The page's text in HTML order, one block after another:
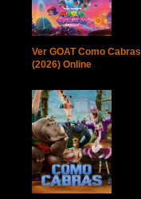
Ver GOAT Como Cabras
(2026) Online